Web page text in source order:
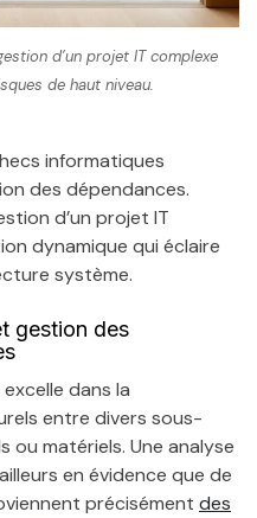
d’un projet IT complexe
de haut niveau.
informatiques
des dépendances.
d’un projet IT
dynamique qui éclaire
système.
gestion des
dans la
entre divers sous-
ou matériels. Une analyse
en évidence que de
précisément des